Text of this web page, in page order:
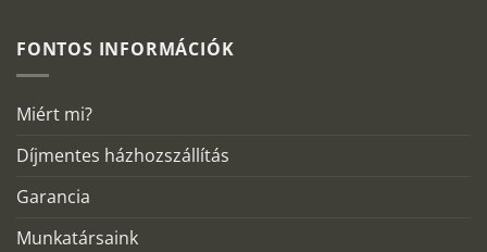
FONTOS INFORMÁCIÓK
Miért mi?
Díjmentes házhozszállítás
Garancia
Munkatársaink